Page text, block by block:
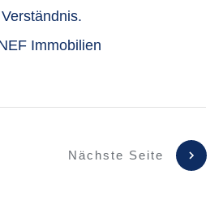
Immobilien
Nächste Seite